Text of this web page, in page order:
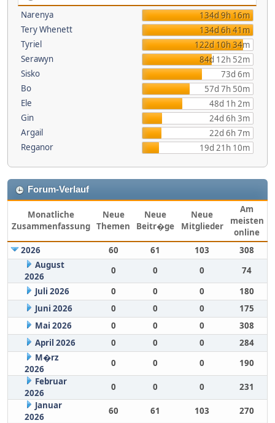
Narenya
134d 9h 16m
Tery Whenett
134d 6h 41m
Tyriel
122d 10h 34m
Serawyn
84d 12h 52m
Sisko
73d 6m
Bo
57d 7h 50m
Ele
48d 1h 2m
Gin
24d 6h 3m
Argail
22d 6h 7m
Reganor
19d 21h 10m
Forum-Verlauf
Monatliche
Zusammenfassung
Neue
Themen
Neue
Beitr�ge
Neue
Mitglieder
Am
meisten
online
2026
60 61 103
308
August
2026
0 0 0
74
Juli 2026
0 0 0
180
Juni 2026
0 0 0
175
Mai 2026
0 0 0
308
April 2026
0 0 0
284
M�rz
2026
0 0 0
190
Februar
2026
0 0 0
231
Januar
2026
60 61 103
270